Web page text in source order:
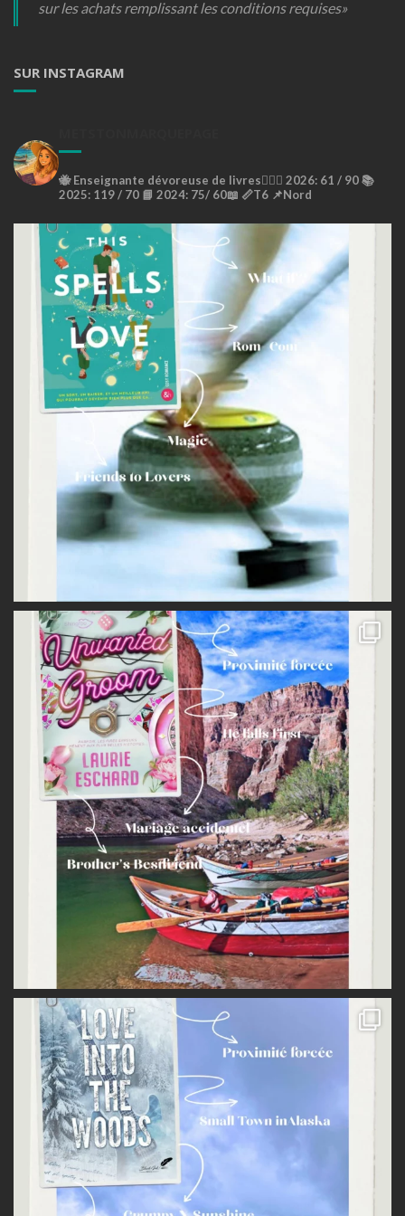
sur les achats remplissant les conditions requises»
SUR INSTAGRAM
🐝Enseignante dévoreuse de livres🙇🏼‍♀️ 2026: 61 / 90 📚
2025: 119 / 70 📘 2024: 75/ 60📖 📏T6 📌Nord